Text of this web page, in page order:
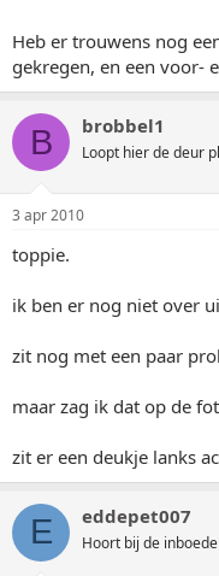
Heb er trouwens nog
gekregen, en een voor-
B brobbel1
Loopt hier de deur
3 apr 2010
toppie.
ik ben er nog niet over
zit nog met een paar
maar zag ik dat op de
zit er een deukje lanks
E eddepet007
Hoort bij de inboedel